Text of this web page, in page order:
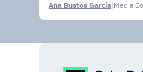
Ana Bustos García|Media